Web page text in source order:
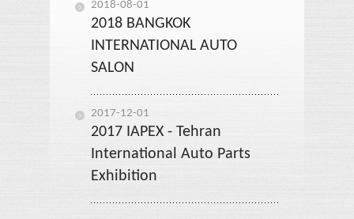
2018-08-01
2018 BANGKOK
INTERNATIONAL AUTO
SALON
2017-12-01
2017 IAPEX - Tehran
International Auto Parts
Exhibition